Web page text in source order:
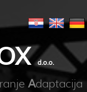
d.o.o.
Adaptacija